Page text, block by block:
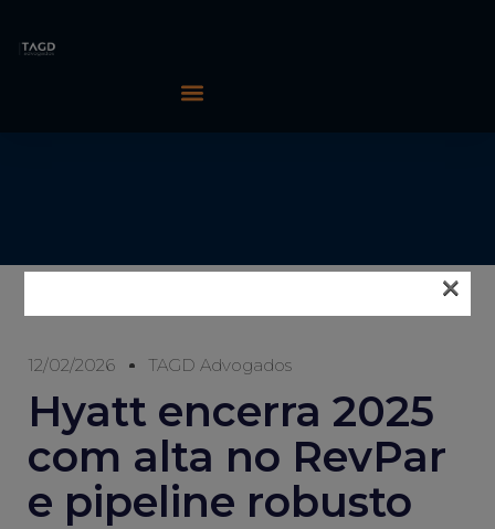
12/02/2026 TAGD Advogados
Hyatt encerra 2025
com alta no RevPar
e pipeline robusto
×